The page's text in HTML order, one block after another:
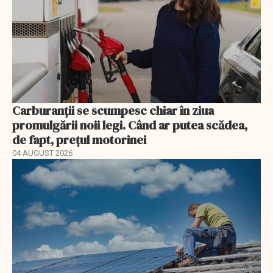
Carburanții se scumpesc chiar în ziua
promulgării noii legi. Când ar putea scădea,
de fapt, prețul motorinei
04 AUGUST 2026